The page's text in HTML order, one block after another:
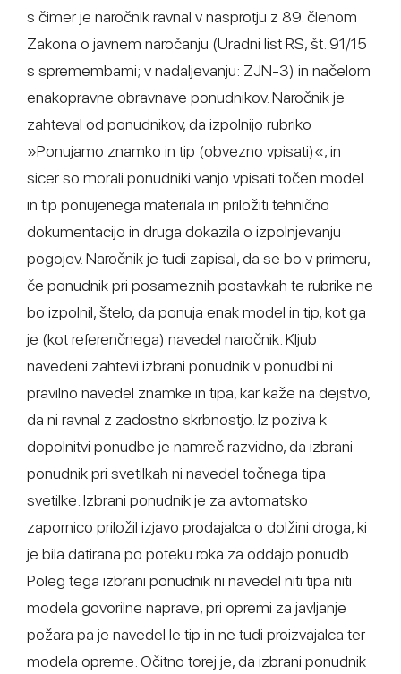
s čimer je naročnik ravnal v nasprotju z 89. členom
Zakona o javnem naročanju (Uradni list RS, št. 91/15
s spremembami; v nadaljevanju: ZJN-3) in načelom
enakopravne obravnave ponudnikov. Naročnik je
zahteval od ponudnikov, da izpolnijo rubriko
»Ponujamo znamko in tip (obvezno vpisati)«, in
sicer so morali ponudniki vanjo vpisati točen model
in tip ponujenega materiala in priložiti tehnično
dokumentacijo in druga dokazila o izpolnjevanju
pogojev. Naročnik je tudi zapisal, da se bo v primeru,
če ponudnik pri posameznih postavkah te rubrike ne
bo izpolnil, štelo, da ponuja enak model in tip, kot ga
je (kot referenčnega) navedel naročnik. Kljub
navedeni zahtevi izbrani ponudnik v ponudbi ni
pravilno navedel znamke in tipa, kar kaže na dejstvo,
da ni ravnal z zadostno skrbnostjo. Iz poziva k
dopolnitvi ponudbe je namreč razvidno, da izbrani
ponudnik pri svetilkah ni navedel točnega tipa
svetilke. Izbrani ponudnik je za avtomatsko
zapornico priložil izjavo prodajalca o dolžini droga, ki
je bila datirana po poteku roka za oddajo ponudb.
Poleg tega izbrani ponudnik ni navedel niti tipa niti
modela govorilne naprave, pri opremi za javljanje
požara pa je navedel le tip in ne tudi proizvajalca ter
modela opreme. Očitno torej je, da izbrani ponudnik